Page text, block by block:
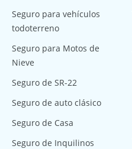
Seguro para vehículos
todoterreno
Seguro para Motos de
Nieve
Seguro de SR-22
Seguro de auto clásico
Seguro de Casa
Seguro de Inquilinos